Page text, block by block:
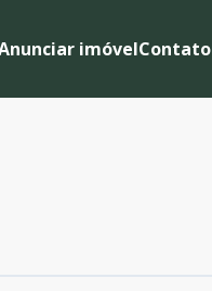
imóvelContato